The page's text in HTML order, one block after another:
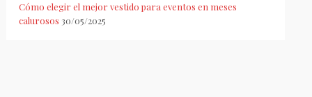
Cómo elegir el mejor vestido para eventos en meses
calurosos 30/05/2025